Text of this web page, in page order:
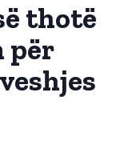
thotë
për